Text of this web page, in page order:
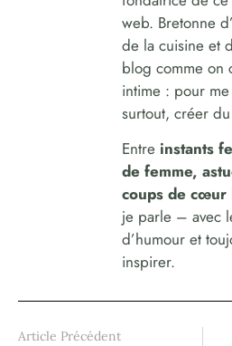
web. Bretonne
de la cuisine et
blog comme on
intime : pour
surtout, créer
Entre instants
de femme,
coups de cœur
je parle – avec
d’humour et
inspirer.
Article Précédent